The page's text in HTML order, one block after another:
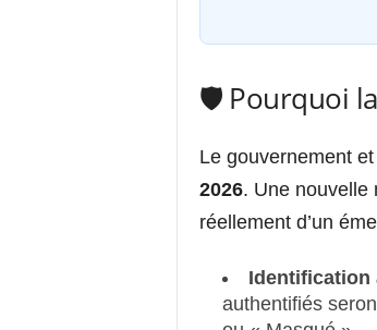
🛡️ Pourquoi
Le gouvernement
2026. Une nouvelle
réellement d’un
Identification
authentifiés